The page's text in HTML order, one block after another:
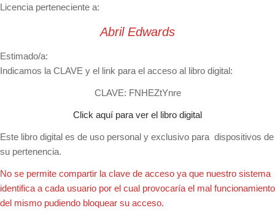
Licencia perteneciente a:
Abril Edwards
Estimado/a:
Indicamos la CLAVE y el link para el acceso al libro digital:
CLAVE: FNHEZtYnre
Click aquí para ver el libro digital
Este libro digital es de uso personal y exclusivo para dispositivos de
su pertenencia.
No se permite compartir la clave de acceso ya que nuestro sistema
identifica a cada usuario por el cual provocaría el mal funcionamiento
del mismo pudiendo bloquear su acceso.